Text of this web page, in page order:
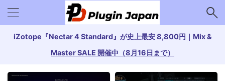
iZotope『Nectar 4 Standard』が史上最安 8,800円｜Mix &
Master SALE 開催中（8月16日まで）